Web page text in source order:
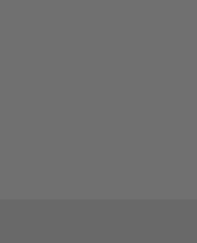
Carbon Footprint
Carbon
Product Carbon
Hear.: Product
Wir. Hear.: